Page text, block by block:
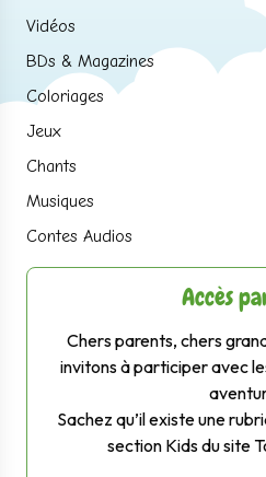
Vidéos
BDs & Magazines
Coloriages
Jeux
Chants
Musiques
Contes Audios
Accès
Chers parents, chers
invitons à participer avec
Sachez qu’il existe une
section Kids du site